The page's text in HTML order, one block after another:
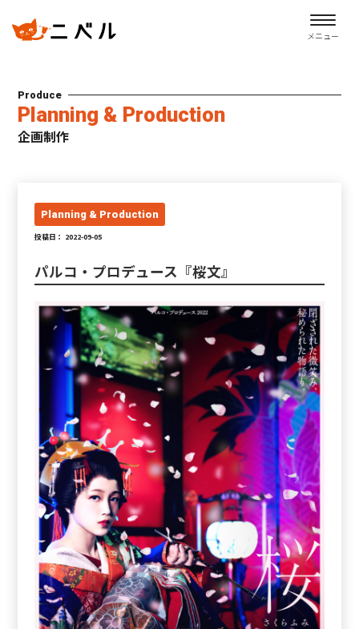
メニュー
Produce
Planning & Production
企画制作
Planning & Production
投稿日： 2022-09-05
パルコ・プロデュース『桜文』